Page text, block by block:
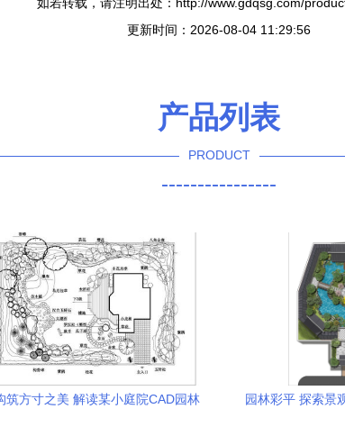
更新时间：2026-08-04 11:29:56
产品列表
PRODUCT
----------------
筑方寸之美 解读某小庭院CAD园林
园林彩平 探索景